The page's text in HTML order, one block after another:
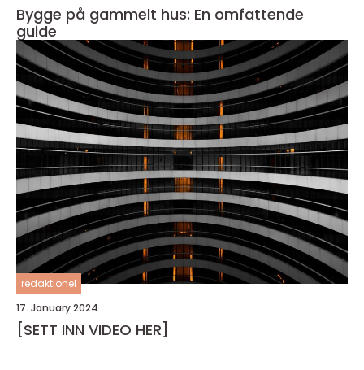
Bygge på gammelt hus: En omfattende
guide
redaktionel
17. January 2024
[SETT INN VIDEO HER]